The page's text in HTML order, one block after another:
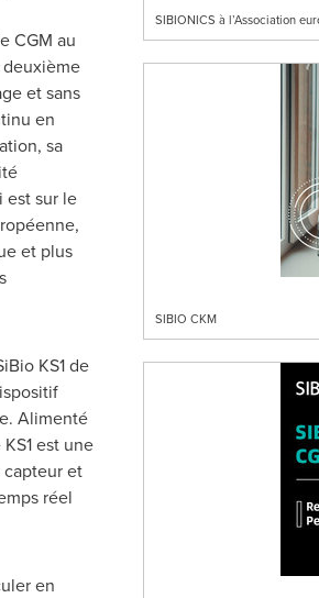
SIBIONICS à l’Association
SIBIO CKM
CGM au
et sans
en
sa
est sur le
et plus
KS1 de
Alimenté
est une
et
réel
en